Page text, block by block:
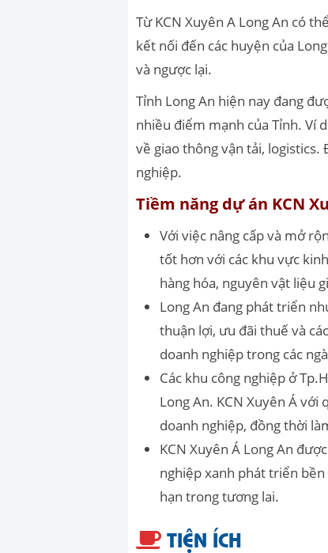
Từ KCN Xuyên A Long An có
kết nối đến các huyện của
và ngược lại.
Tỉnh Long An hiện nay đang
nhiều điểm mạnh của Tỉnh. Ví
về giao thông vận tải,
nghiệp.
Tiềm năng dự án KCN
Với việc nâng cấp và mở
tốt hơn với các khu vực
hàng hóa, nguyên vật liệu
Long An đang phát triển
thuận lợi, ưu đãi thuế và
doanh nghiệp trong các
Các khu công nghiệp ở
Long An. KCN Xuyên Á
doanh nghiệp, đồng thời
KCN Xuyên Á Long An
nghiệp xanh phát triển
hạn trong tương lai.
TIỆN ÍCH